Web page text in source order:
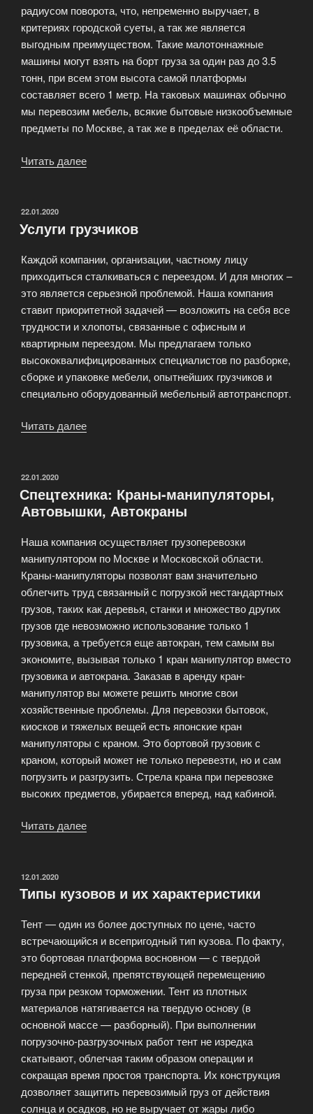
радиусом поворота, что, непременно выручает, в
критериях городской суеты, а так же является
выгодным преимуществом. Такие малотоннажные
машины могут взять на борт груза за один раз до 3.5
тонн, при всем этом высота самой платформы
составляет всего 1 метр. На таковых машинах обычно
мы перевозим мебель, всякие бытовые низкообъемные
предметы по Москве, а так же в пределах её области.
Читать далее
грузов
лицам»
ОПУБЛИКОВАНО
22.01.2020
Услуги грузчиков
Каждой компании, организации, частному лицу
приходиться сталкиваться с переездом. И для многих –
это является серьезной проблемой. Наша компания
ставит приоритетной задачей — возложить на себя все
трудности и хлопоты, связанные с офисным и
квартирным переездом. Мы предлагаем только
высококвалифицированных специалистов по разборке,
сборке и упаковке мебели, опытнейших грузчиков и
специально оборудованный мебельный автотранспорт.
Читать далее
ОПУБЛИКОВАНО
22.01.2020
Спецтехника: Краны-манипуляторы,
Автовышки, Автокраны
Наша компания осуществляет грузоперевозки
манипулятором по Москве и Московской области.
Краны-манипуляторы позволят вам значительно
облегчить труд связанный с погрузкой нестандартных
грузов, таких как деревья, станки и множество других
грузов где невозможно использование только 1
грузовика, а требуется еще автокран, тем самым вы
экономите, вызывая только 1 кран манипулятор вместо
грузовика и автокрана. Заказав в аренду кран-
манипулятор вы можете решить многие свои
хозяйственные проблемы. Для перевозки бытовок,
киосков и тяжелых вещей есть японские кран
манипуляторы с краном. Это бортовой грузовик с
краном, который может не только перевезти, но и сам
погрузить и разгрузить. Стрела крана при перевозке
высоких предметов, убирается вперед, над кабиной.
Читать далее
Автокраны»
ОПУБЛИКОВАНО
12.01.2020
Типы кузовов и их характеристики
Тент — один из более доступных по цене, часто
встречающийся и всепригодный тип кузова. По факту,
это бортовая платформа восновном — с твердой
передней стенкой, препятствующей перемещению
груза при резком торможении. Тент из плотных
материалов натягивается на твердую основу (в
основной массе — разборный). При выполнении
погрузочно-разгрузочных работ тент не изредка
скатывают, облегчая таким образом операции и
сокращая время простоя транспорта. Их конструкция
дозволяет защитить перевозимый груз от действия
солнца и осадков, но не выручает от жары либо